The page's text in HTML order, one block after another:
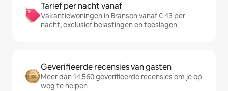
Tarief per nacht vanaf
Vakantiewoningen in Branson vanaf € 43 per
nacht, exclusief belastingen en toeslagen
Geverifieerde recensies van gasten
Meer dan 14.560 geverifieerde recensies om je op
weg te helpen